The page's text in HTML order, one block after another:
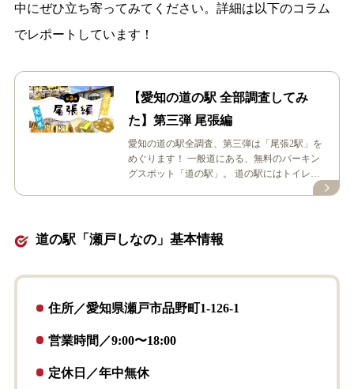
中にぜひ立ち寄ってみてください。詳細は以下のコラム
でレポートしています！
【愛知の道の駅 全部調査してみ
た】第三弾 尾張編
愛知の道の駅全調査、第三弾は「尾張2駅」を
めぐります！ 一般道にある、無料のパーキン
グスポット「道の駅」。 道の駅にはトイレや
道の駅「瀬戸しなの」基本情報
住所／愛知県瀬戸市品野町1-126-1
営業時間／9:00〜18:00
定休日／年中無休